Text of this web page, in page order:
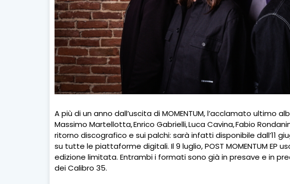
A più di un anno dall’uscita di MOMENTUM, l’acclamato ultimo
Massimo Martellotta, Enrico Gabrielli, Luca Cavina, Fabio
ritorno discografico e sui palchi: sarà infatti disponibile dall’11
su tutte le piattaforme digitali. Il 9 luglio, POST MOMENTUM EP
edizione limitata. Entrambi i formati sono già in presave e in
dei Calibro 35.